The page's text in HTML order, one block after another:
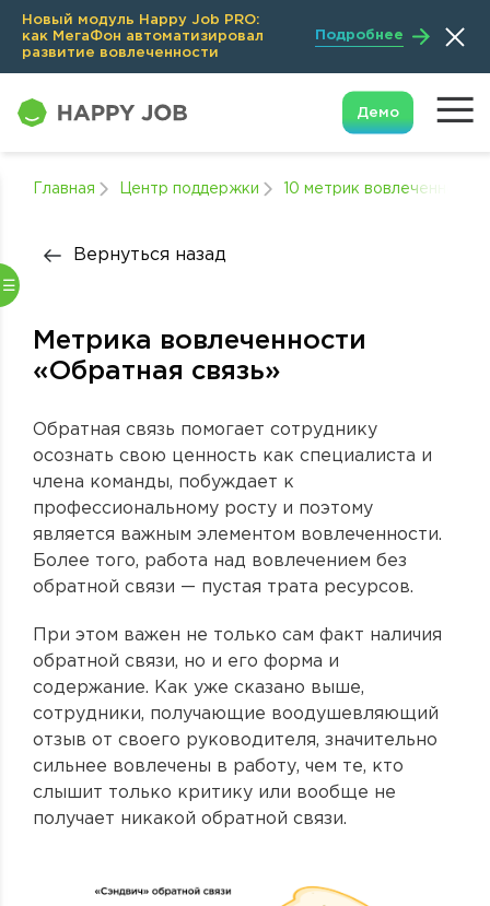
Новый модуль Happy Job PRO:
как МегаФон автоматизировал
развитие вовлеченности
Подробнее
Демо
Главная Центр поддержки 10 метрик вовлеченности
Вернуться назад
Метрика вовлеченности
«Обратная связь»
Обратная связь помогает сотруднику
осознать свою ценность как специалиста и
члена команды, побуждает к
профессиональному росту и поэтому
является важным элементом вовлеченности.
Более того, работа над вовлечением без
обратной связи — пустая трата ресурсов.
При этом важен не только сам факт наличия
обратной связи, но и его форма и
содержание. Как уже сказано выше,
сотрудники, получающие воодушевляющий
отзыв от своего руководителя, значительно
сильнее вовлечены в работу, чем те, кто
слышит только критику или вообще не
получает никакой обратной связи.